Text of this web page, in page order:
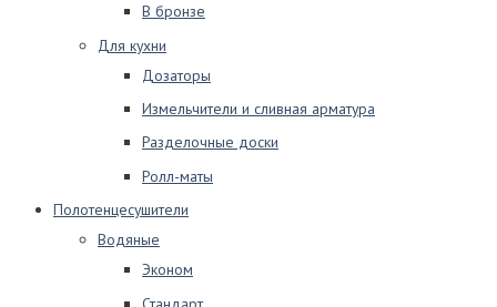
В бронзе
Для кухни
Дозаторы
Измельчители и сливная арматура
Разделочные доски
Ролл-маты
Полотенцесушители
Водяные
Эконом